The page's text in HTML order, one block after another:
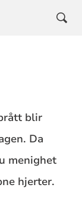
blir
Da
menighet
hjerter.